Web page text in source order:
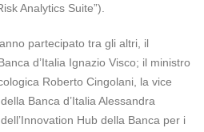
Analytics Suite”).
partecipato tra gli altri, il
d’Italia Ignazio Visco; il ministro
Roberto Cingolani, la vice
Banca d’Italia Alessandra
Hub della Banca per i